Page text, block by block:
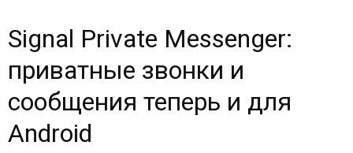
Signal Private Messenger:
приватные звонки и
сообщения теперь и для
Android